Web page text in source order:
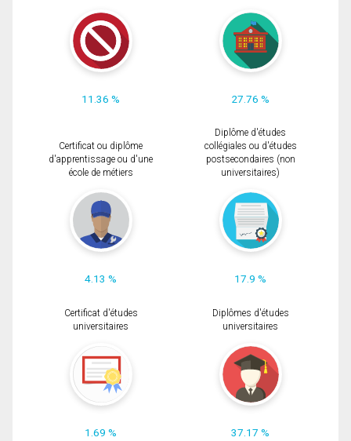
11.36 % 27.76 %
Certificat ou diplôme
d'apprentissage ou d'une
école de métiers
4.13 %
Diplôme d'études
collégiales ou d'études
postsecondaires (non
universitaires)
17.9 %
Certificat d'études
universitaires
1.69 %
Diplômes d'études
universitaires
37.17 %